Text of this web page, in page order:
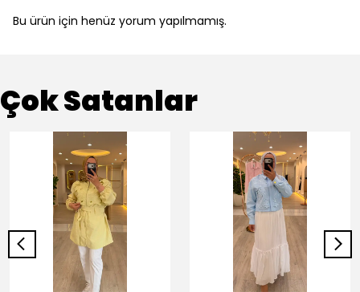
Bu ürün için henüz yorum yapılmamış.
Çok Satanlar